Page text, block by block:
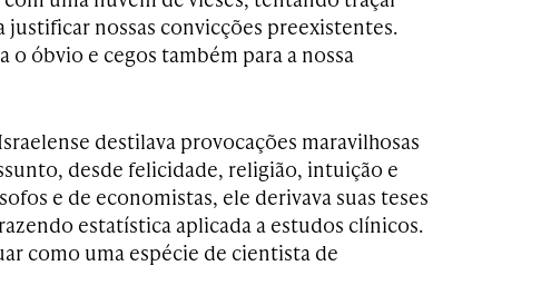
justificar nossas convicções preexistentes.
o óbvio e cegos também para a nossa
destilava provocações maravilhosas
desde felicidade, religião, intuição e
e de economistas, ele derivava suas teses
estatística aplicada a estudos clínicos.
como uma espécie de cientista de